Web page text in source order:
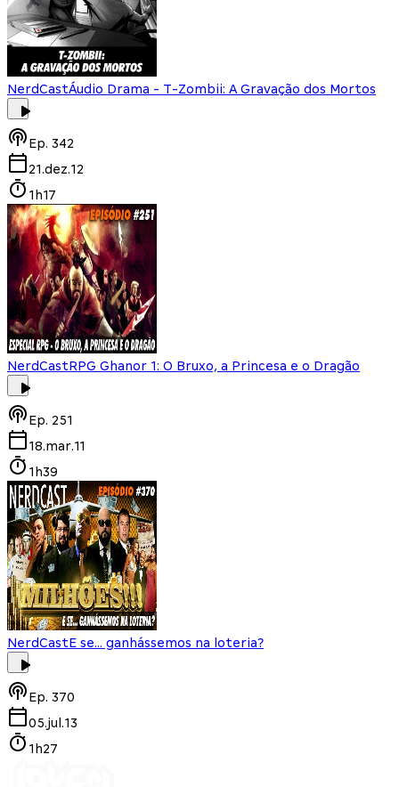
NerdCastÁudio Drama - T-Zombii: A Gravação dos Mortos
Ep. 342
21.dez.12
1h17
NerdCastRPG Ghanor 1: O Bruxo, a Princesa e o Dragão
Ep. 251
18.mar.11
1h39
NerdCastE se... ganhássemos na loteria?
Ep. 370
05.jul.13
1h27